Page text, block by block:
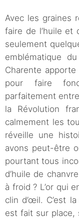
Avec les graines
faire de l’huile et
seulement
emblématique
Charente
pour faire
parfaitement
la Révolution
calmement les
réveille une
avons peut-être
pourtant tous
d’huile de
à froid ? L’or qui
clin d’œil. C’est
est fait sur place,